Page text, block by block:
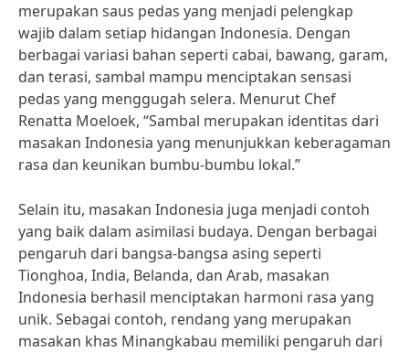
merupakan saus pedas yang menjadi pelengkap
wajib dalam setiap hidangan Indonesia. Dengan
berbagai variasi bahan seperti cabai, bawang, garam,
dan terasi, sambal mampu menciptakan sensasi
pedas yang menggugah selera. Menurut Chef
Renatta Moeloek, “Sambal merupakan identitas dari
masakan Indonesia yang menunjukkan keberagaman
rasa dan keunikan bumbu-bumbu lokal.”
Selain itu, masakan Indonesia juga menjadi contoh
yang baik dalam asimilasi budaya. Dengan berbagai
pengaruh dari bangsa-bangsa asing seperti
Tionghoa, India, Belanda, dan Arab, masakan
Indonesia berhasil menciptakan harmoni rasa yang
unik. Sebagai contoh, rendang yang merupakan
masakan khas Minangkabau memiliki pengaruh dari